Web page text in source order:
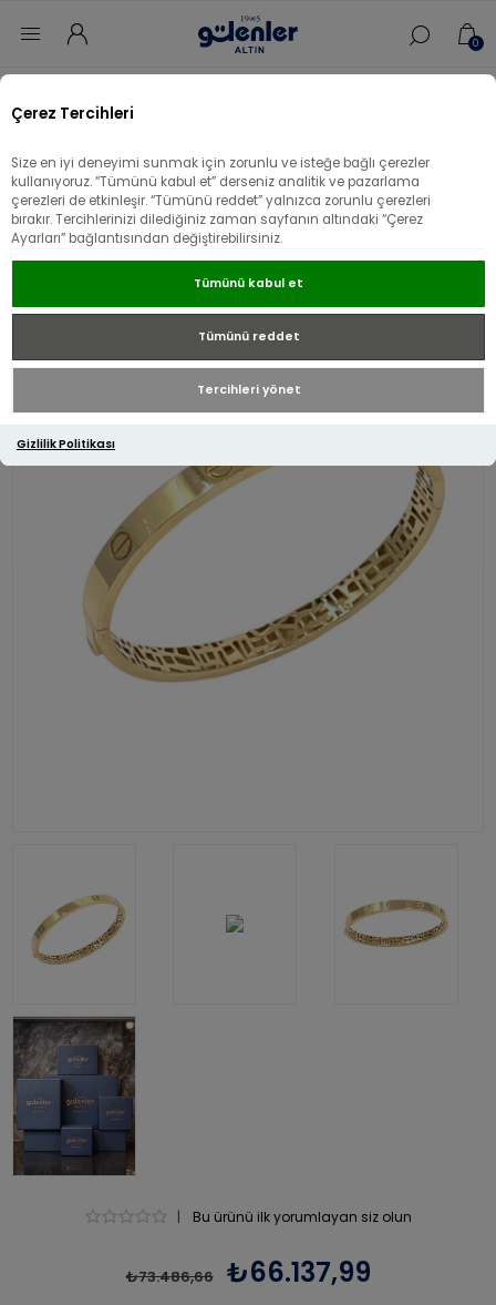
Çerez Tercihleri
Size en iyi deneyimi sunmak için zorunlu ve isteğe bağlı çerezler
kullanıyoruz. “Tümünü kabul et” derseniz analitik ve pazarlama
çerezleri de etkinleşir. “Tümünü reddet” yalnızca zorunlu çerezleri
bırakır. Tercihlerinizi dilediğiniz zaman sayfanın altındaki “Çerez
Ayarları” bağlantısından değiştirebilirsiniz.
Tümünü kabul et
Tümünü reddet
Tercihleri yönet
Gizlilik Politikası
0
14 Ayar Altın Standart Çivi Kelepçe
| Bu ürünü ilk yorumlayan siz olun
₺73.486,66 ₺66.137,99